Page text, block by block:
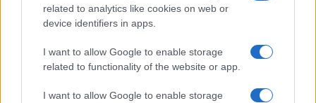
related to analytics like cookies on web or
device identifiers in apps.
I want to allow Google to enable storage
related to functionality of the website or app.
I want to allow Google to enable storage